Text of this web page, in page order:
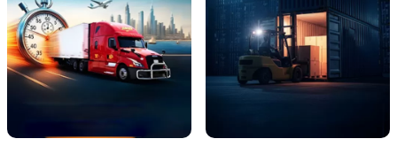
sản phẩm bạn có thể tưởng tượng. Từ
những bộ trang phục thời thượng nhất, đồ
gia dụng tiện ích, phụ kiện công nghệ độc
đáo, cho đến đồ trang trí nhà cửa tinh xảo,
mọi thứ đều có mặt trên Taobao. Với hàng
Taobao mang đến một nguồn hàng vô tận,